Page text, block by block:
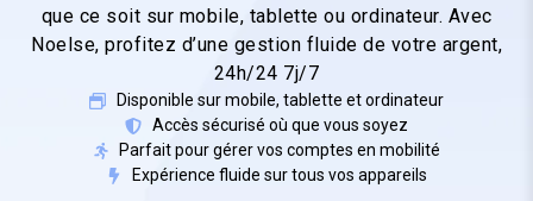
que ce soit sur mobile, tablette ou ordinateur. Avec
Noelse, profitez d’une gestion fluide de votre argent,
24h/24 7j/7
Disponible sur mobile, tablette et ordinateur
Accès sécurisé où que vous soyez
Parfait pour gérer vos comptes en mobilité
Expérience fluide sur tous vos appareils